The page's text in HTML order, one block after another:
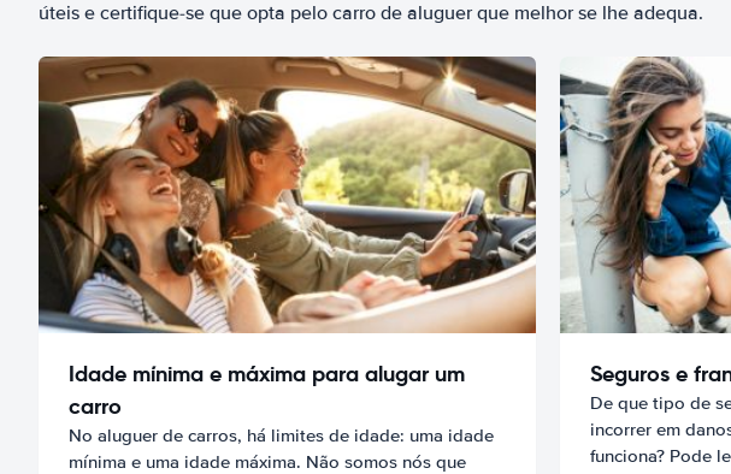
úteis e certifique-se que opta pelo carro de aluguer que melhor se lhe adequa.
Idade mínima e máxima para alugar um
carro
No aluguer de carros, há limites de idade: uma idade
mínima e uma idade máxima. Não somos nós que
Seguros e
De que tipo de
incorrer em
funciona? Pode